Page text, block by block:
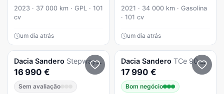
2023 · 37 000 km · GPL · 101
cv
um dia atrás
2021 · 34 000 km · Gasolina
· 101 cv
um dia atrás
Dacia Sandero Stepway TCe 90 CVT Comfort
16 990 €
Sem avaliação
Dacia Sandero TCe 90 Stepway Extreme
17 990 €
Bom negócio